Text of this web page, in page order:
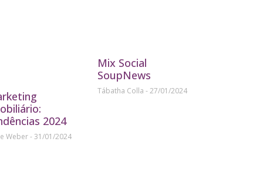
2024
Weber 31/01/2024
Mix Social
SoupNews
Tábatha Colla 27/01/2024